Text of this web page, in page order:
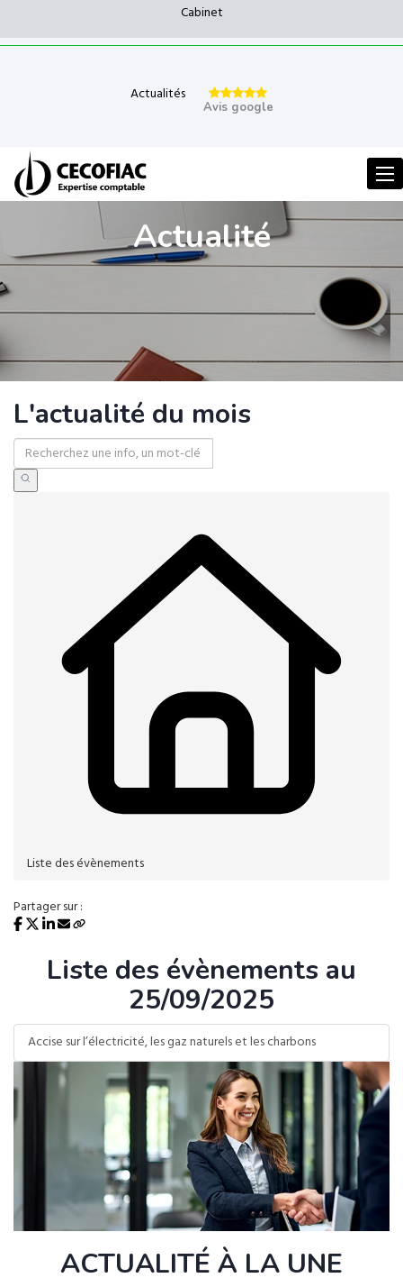
Cabinet
Actualités
Avis google
Actualité
L'actualité du mois
Liste des évènements
Partager sur :
Liste des évènements au
25/09/2025
Accise sur l’électricité, les gaz naturels et les charbons
ACTUALITÉ À LA UNE